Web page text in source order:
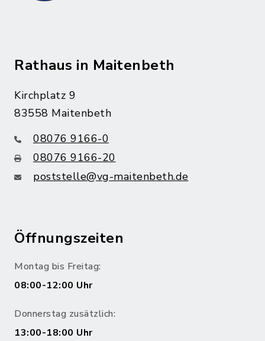
Rathaus in Maitenbeth
Kirchplatz 9
83558 Maitenbeth
08076 9166-0
08076 9166-20
poststelle@vg-maitenbeth.de
Öffnungszeiten
Montag bis Freitag:
08:00-12:00 Uhr
Donnerstag zusätzlich:
13:00-18:00 Uhr